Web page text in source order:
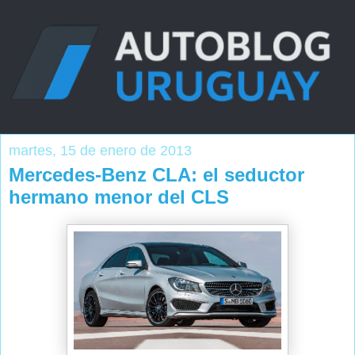
martes, 15 de enero de 2013
Mercedes-Benz CLA: el seductor
hermano menor del CLS